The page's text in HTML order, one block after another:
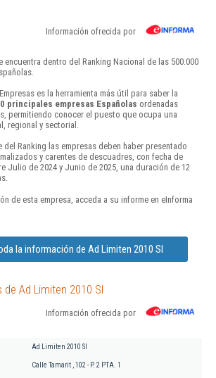
Información ofrecida por
encuentra dentro del Ranking Nacional de las 500.000
es la herramienta más útil para saber la
principales empresas Españolas ordenadas
permitiendo conocer el puesto que ocupa una
regional y sectorial.
Ranking las empresas deben haber presentado
y carentes de descuadres, con fecha de
Julio de 2024 y Junio de 2025, una duración de 12
de esta empresa, acceda a su informe en eInforma
la información de Ad Limiten 2010 Sl
Ad Limiten 2010 Sl
Información ofrecida por
Ad Limiten 2010 Sl
Calle Tamarit , 102 - P. 2 PTA. 1